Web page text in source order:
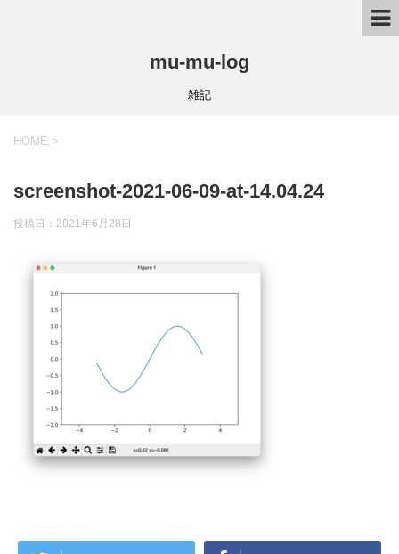
mu-mu-log
雑記
HOME >
screenshot-2021-06-09-at-14.04.24
投稿日： 2021年6月28日